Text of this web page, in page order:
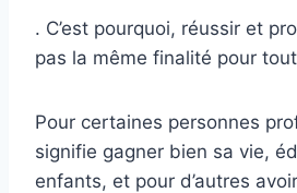
. C’est pourquoi, réussir et
pas la même finalité pour
Pour certaines personnes
signifie gagner bien sa vie,
enfants, et pour d’autres